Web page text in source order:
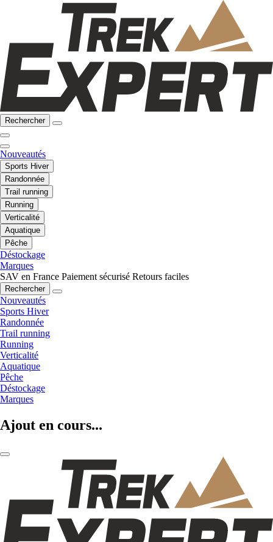
Rechercher
Nouveautés
Sports Hiver
Randonnée
Trail running
Running
Verticalité
Aquatique
Pêche
Déstockage
Marques
SAV en France Paiement sécurisé Retours faciles
Rechercher
Nouveautés
Sports Hiver
Randonnée
Trail running
Running
Verticalité
Aquatique
Pêche
Déstockage
Marques
Ajout en cours...